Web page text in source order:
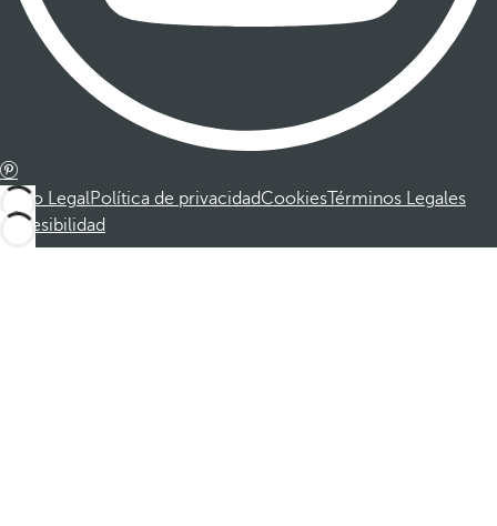
Aviso LegalPolítica de privacidadCookiesTérminos Legales
Accesibilidad